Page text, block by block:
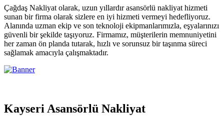
Çağdaş Nakliyat olarak, uzun yıllardır asansörlü nakliyat hizmeti
sunan bir firma olarak sizlere en iyi hizmeti vermeyi hedefliyoruz.
Alanında uzman ekip ve son teknoloji ekipmanlarımızla, eşyalarınızı
güvenli bir şekilde taşıyoruz. Firmamız, müşterilerin memnuniyetini
her zaman ön planda tutarak, hızlı ve sorunsuz bir taşınma süreci
sağlamak amacıyla çalışmaktadır.
Kayseri Asansörlü Nakliyat